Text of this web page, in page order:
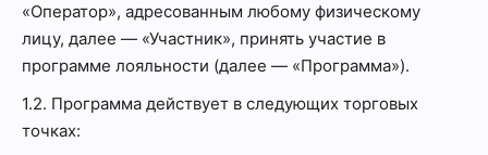
«Оператор», адресованным любому физическому
лицу, далее — «Участник», принять участие в
программе лояльности (далее — «Программа»).
1.2. Программа действует в следующих торговых
точках: